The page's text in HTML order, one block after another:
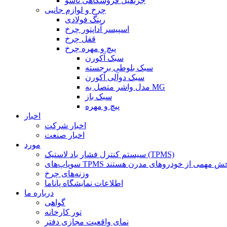
چرخ و لوازم جانبی
رینگ فولادی
اسپیسر آداپتور چرخ
قفل چرخ
پیچ و مهره چرخ
سبک آکورن
سبک بلوطی برجسته
سبک دوآلی آکورن
مدل واشر متصل به MG
سبک باز
پیچ و مهره
اخبار
اخبار شرکت
اخبار صنعت
مورد
سیستم کنترل فشار باد لاستیک (TPMS)
وزنه‌های چرخ
اطلاعات نمایشگاه پاناما
درباره ما
گواهی
تور کارخانه
نمای واقعیت مجازی دفتر